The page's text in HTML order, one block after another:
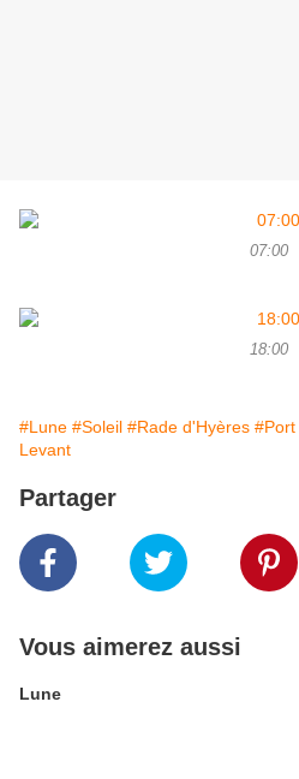
07:00
18:00
#Lune #Soleil #Rade d'Hyères #Port
Levant
Partager
Vous aimerez aussi
Lune